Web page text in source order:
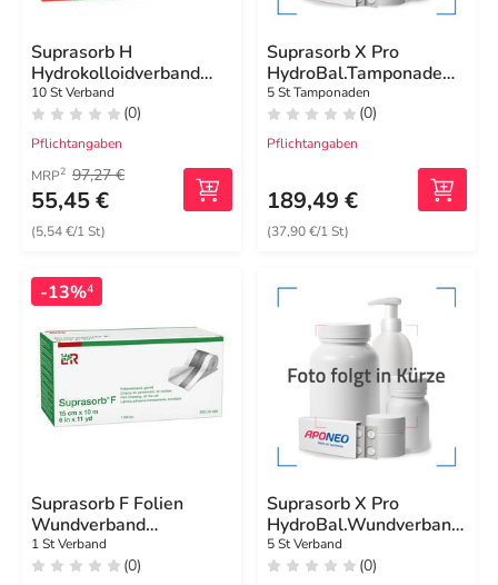
Suprasorb H
Hydrokolloidverband
dünn 5x10 cm
10 St Verband
(0)
Pflichtangaben
MRP2 97,27 €
55,45 €
(5,54 €/1 St)
Suprasorb X Pro
HydroBal.Tamponade
2x21 cm steril
5 St Tamponaden
(0)
Pflichtangaben
189,49 €
(37,90 €/1 St)
-13%4
Suprasorb F Folien
Wundverband
15cmx10m gerollt
unsteril
1 St Verband
(0)
Suprasorb X Pro
HydroBal.Wundverband
14x20 cm steril
5 St Verband
(0)